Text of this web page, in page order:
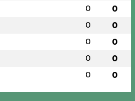
0 0
0 0
0 0
0 0
0 0